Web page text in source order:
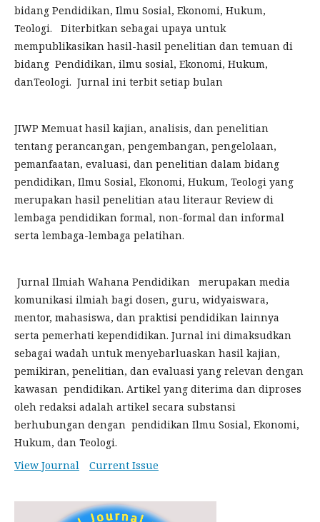
bidang Pendidikan, Ilmu Sosial, Ekonomi, Hukum,
Teologi. Diterbitkan sebagai upaya untuk
mempublikasikan hasil-hasil penelitian dan temuan di
bidang Pendidikan, ilmu sosial, Ekonomi, Hukum,
danTeologi. Jurnal ini terbit setiap bulan
JIWP Memuat hasil kajian, analisis, dan penelitian
tentang perancangan, pengembangan, pengelolaan,
pemanfaatan, evaluasi, dan penelitian dalam bidang
pendidikan, Ilmu Sosial, Ekonomi, Hukum, Teologi yang
merupakan hasil penelitian atau literaur Review di
lembaga pendidikan formal, non-formal dan informal
serta lembaga-lembaga pelatihan.
Jurnal Ilmiah Wahana Pendidikan merupakan media
komunikasi ilmiah bagi dosen, guru, widyaiswara,
mentor, mahasiswa, dan praktisi pendidikan lainnya
serta pemerhati kependidikan. Jurnal ini dimaksudkan
sebagai wadah untuk menyebarluaskan hasil kajian,
pemikiran, penelitian, dan evaluasi yang relevan dengan
kawasan pendidikan. Artikel yang diterima dan diproses
oleh redaksi adalah artikel secara substansi
berhubungan dengan pendidikan Ilmu Sosial, Ekonomi,
Hukum, dan Teologi.
View Journal
Current Issue